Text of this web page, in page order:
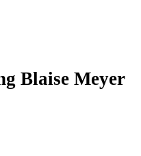
Blaise Meyer